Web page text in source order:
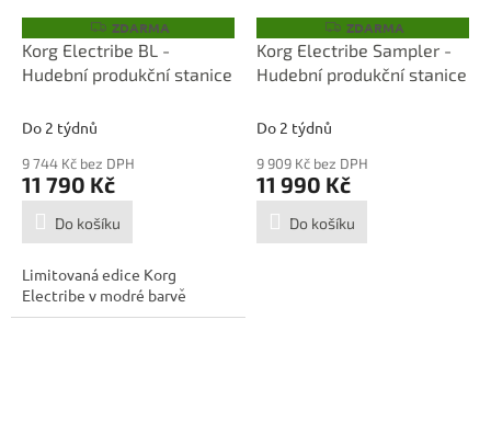
Z
D
A
R
ZDARMA
Korg Electribe BL -
Hudební produkční stanice
Do 2 týdnů
9 744 Kč bez DPH
11 790 Kč
Do košíku
Limitovaná edice Korg
Electribe v modré barvě
Z
D
A
R
ZDARMA
Korg Electribe Sampler -
Hudební produkční stanice
Do 2 týdnů
9 909 Kč bez DPH
11 990 Kč
Do košíku